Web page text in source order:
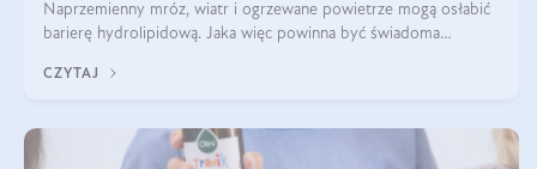
Naprzemienny mróz, wiatr i ogrzewane powietrze mogą osłabić
barierę hydrolipidową. Jaka więc powinna być świadoma
CZYTAJ